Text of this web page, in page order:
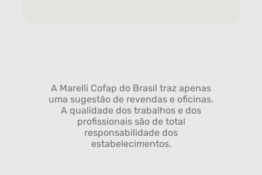
A Marelli Cofap do Brasil traz apenas
uma sugestão de revendas e oficinas.
A qualidade dos trabalhos e dos
profissionais são de total
responsabilidade dos
estabelecimentos.